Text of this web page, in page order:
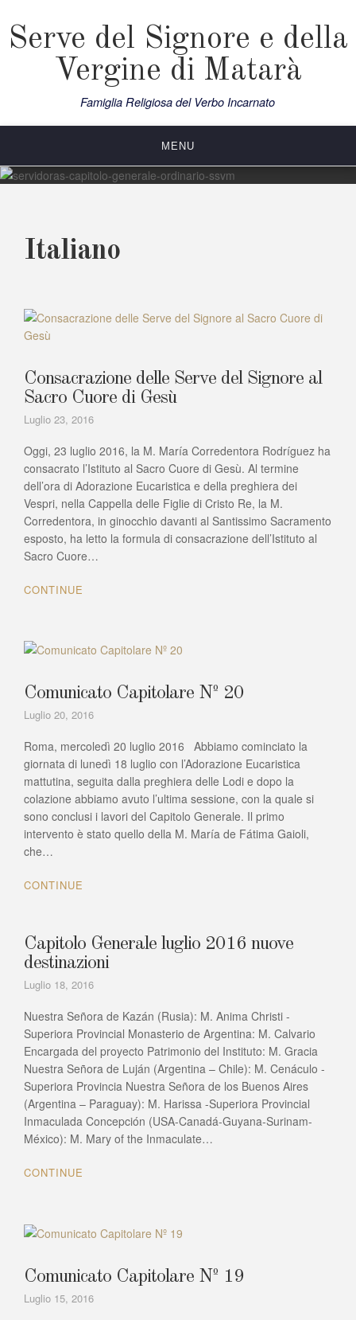
content
Serve del Signore e della
Vergine di Matarà
Famiglia Religiosa del Verbo Incarnato
MENU
Italiano
Consacrazione delle Serve del Signore al
Sacro Cuore di Gesù
Luglio 23, 2016
Oggi, 23 luglio 2016, la M. María Corredentora Rodríguez ha
consacrato l’Istituto al Sacro Cuore di Gesù. Al termine
dell’ora di Adorazione Eucaristica e della preghiera dei
Vespri, nella Cappella delle Figlie di Cristo Re, la M.
Corredentora, in ginocchio davanti al Santissimo Sacramento
esposto, ha letto la formula di consacrazione dell’Istituto al
Sacro Cuore…
CONTINUE
Comunicato Capitolare Nº 20
Luglio 20, 2016
Roma, mercoledì 20 luglio 2016 Abbiamo cominciato la
giornata di lunedì 18 luglio con l’Adorazione Eucaristica
mattutina, seguita dalla preghiera delle Lodi e dopo la
colazione abbiamo avuto l’ultima sessione, con la quale si
sono conclusi i lavori del Capitolo Generale. Il primo
intervento è stato quello della M. María de Fátima Gaioli,
che…
CONTINUE
Capitolo Generale luglio 2016 nuove
destinazioni
Luglio 18, 2016
Nuestra Señora de Kazán (Rusia): M. Anima Christi -
Superiora Provincial Monasterio de Argentina: M. Calvario
Encargada del proyecto Patrimonio del Instituto: M. Gracia
Nuestra Señora de Luján (Argentina – Chile): M. Cenáculo -
Superiora Provincia Nuestra Señora de los Buenos Aires
(Argentina – Paraguay): M. Harissa -Superiora Provincial
Inmaculada Concepción (USA-Canadá-Guyana-Surinam-
México): M. Mary of the Inmaculate…
CONTINUE
Comunicato Capitolare Nº 19
Luglio 15, 2016